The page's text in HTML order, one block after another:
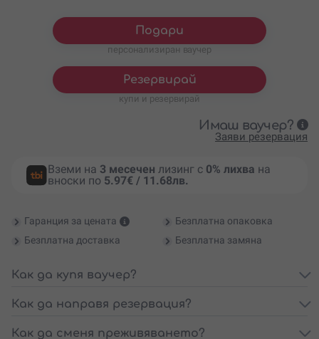
Подари
персонализиран ваучер
Резервирай
купи и резервирай
Имаш ваучер?
Заяви резервация
Вземи на 3 месечен лизинг с 0% лихва на
вноски по 5.97€ / 11.68лв.
Гаранция за цената
Безплатна опаковка
Безплатна доставка
Безплатна замяна
Как да купя ваучер?
Как да направя резервация?
Как да сменя преживяването?